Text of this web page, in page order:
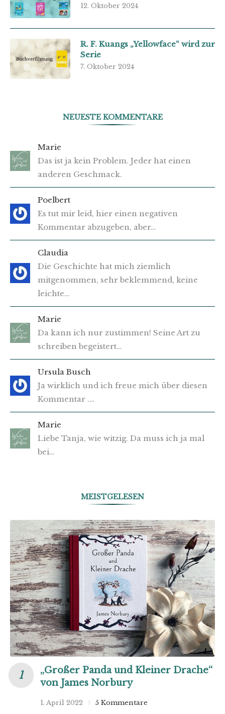
12. Oktober 2024
R. F. Kuangs „Yellowface“ wird zur
Serie
7. Oktober 2024
NEUESTE KOMMENTARE
Marie
Das ist ja kein Problem. Jeder hat einen
anderen Geschmack.
Poelbert
Es tut mir leid, hier einen negativen
Kommentar abzugeben, aber…
Claudia
Die Geschichte hat mich ziemlich
mitgenommen, sehr beklemmend, keine
leichte…
Marie
Da kann ich nur zustimmen! Seine Art zu
schreiben begeistert…
Ursula Busch
Ja wirklich und ich freue mich über diesen
Kommentar .…
Marie
Liebe Tanja, wie witzig. Da muss ich ja mal
bei…
MEISTGELESEN
„Großer Panda und Kleiner Drache“
von James Norbury
1. April 2022 5 Kommentare